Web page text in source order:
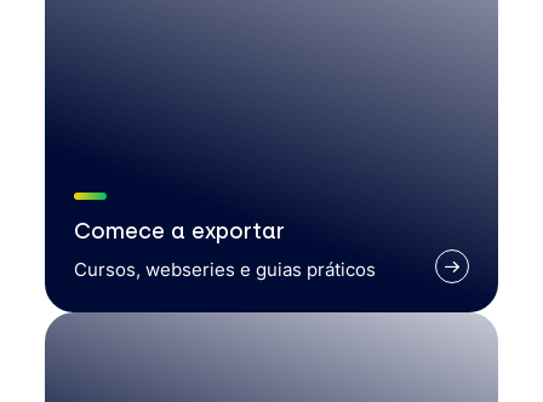
Comece a exportar
Cursos, webseries e guias práticos